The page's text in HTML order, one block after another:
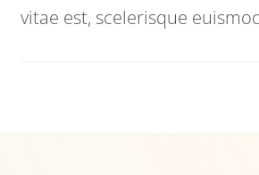
vitae est, scelerisque